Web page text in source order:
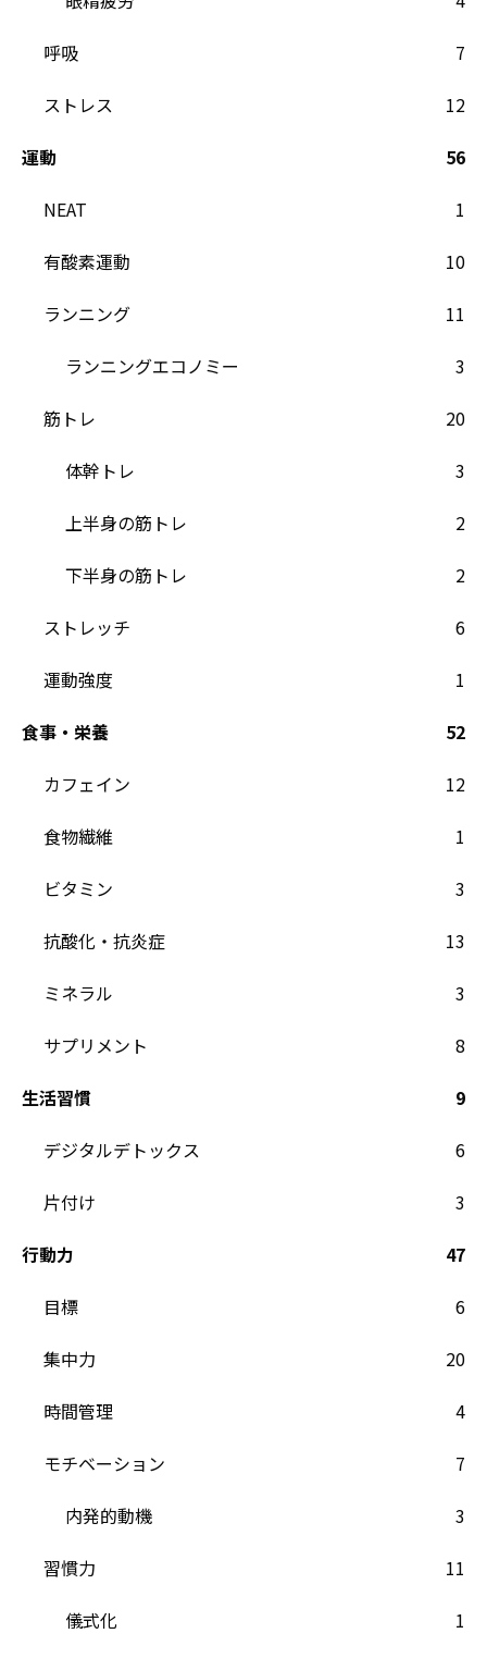
呼吸
7
ストレス
12
運動
56
NEAT
1
有酸素運動
10
ランニング
11
ランニングエコノミー
3
筋トレ
20
体幹トレ
3
上半身の筋トレ
2
下半身の筋トレ
2
ストレッチ
6
運動強度
1
食事・栄養
52
カフェイン
12
食物繊維
1
ビタミン
3
抗酸化・抗炎症
13
ミネラル
3
サプリメント
8
生活習慣
9
デジタルデトックス
6
片付け
3
行動力
47
目標
6
集中力
20
時間管理
4
モチベーション
7
内発的動機
3
習慣力
11
儀式化
1